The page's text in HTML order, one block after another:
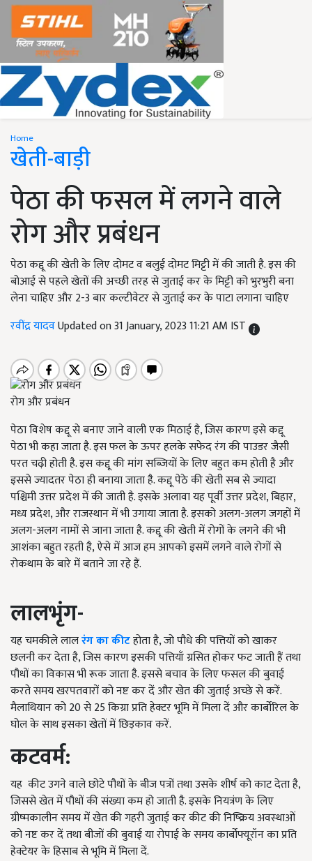
Home
खेती-बाड़ी
पेठा की फसल में लगने वाले
रोग और प्रबंधन
पेठा कद्दू की खेती के लिए दोमट व बलुई दोमट मिट्टी में की जाती है. इस की
बोआई से पहले खेतों की अच्छी तरह से जुताई कर के मिट्टी को भुरभुरी बना
लेना चाहिए और 2-3 बार कल्टीवेटर से जुताई कर के पाटा लगाना चाहिए
रवींद्र यादवUpdated on 31 January, 2023 11:21 AM IST
रोग और प्रबंधन
पेठा विशेष कद्दू से बनाए जाने वाली एक मिठाई है, जिस कारण इसे कद्दू
पेठा भी कहा जाता है. इस फल के ऊपर हलके सफेद रंग की पाउडर जैसी
परत चढ़ी होती है. इस कद्दू की मांग सब्जियों के लिए बहुत कम होती है और
इससे ज्यादतर पेठा ही बनाया जाता है. कद्दू पेठे की खेती सब से ज्यादा
पश्चिमी उत्तर प्रदेश में की जाती है. इसके अलावा यह पूर्वी उत्तर प्रदेश, बिहार,
मध्य प्रदेश, और राजस्थान में भी उगाया जाता है. इसको अलग-अलग जगहों में
अलग-अलग नामों से जाना जाता है. कद्दू की खेती में रोगों के लगने की भी
आशंका बहुत रहती है, ऐसे में आज हम आपको इसमें लगने वाले रोगों से
रोकथाम के बारे में बताने जा रहे हैं.
लालभृंग-
यह चमकीले लालरंग का कीटहोता है, जो पौधे की पत्तियों को खाकर
छलनी कर देता है, जिस कारण इसकी पत्तियाँ ग्रसित होकर फट जाती हैं तथा
पौधों का विकास भी रूक जाता है. इससे बचाव के लिए फसल की बुवाई
करते समय खरपतवारों को नष्ट कर दें और खेत की जुताई अच्छे से करें.
मैलाथियान को 20 से 25 किग्रा प्रति हेक्टर भूमि में मिला दें और कार्बोरिल के
घोल के साथ इसका खेतों में छिड़काव करें.
कटवर्म:
यह कीट उगने वाले छोटे पौधों के बीज पत्रों तथा उसके शीर्ष को काट देता है,
जिससे खेत में पौधों की संख्या कम हो जाती है. इसके नियत्रंण के लिए
ग्रीष्मकालीन समय में खेत की गहरी जुताई कर कीट की निष्क्रिय अवस्थाओं
को नष्ट कर दें तथा बीजों की बुवाई या रोपाई के समय कार्बोफ्यूरॉन का प्रति
हेक्टेयर के हिसाब से भूमि में मिला दें.